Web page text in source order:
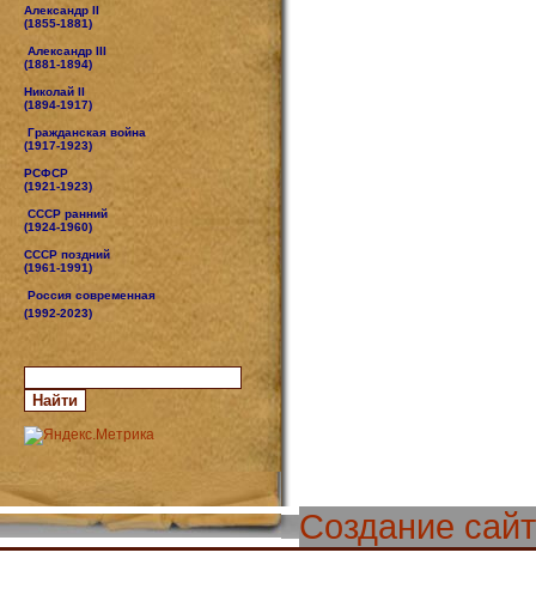
Александр II
(1855-1881)
Александр III
(1881-1894)
Николай II
(1894-1917)
Гражданская война
(1917-1923)
РСФСР
(1921-1923)
СССР ранний
(1924-1960)
СССР поздний
(1961-1991)
Россия современная
(1992-2023)
Создание